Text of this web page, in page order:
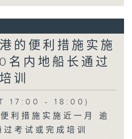
的便利措施实施
名内地船长通过
训
17:00 - 18:00)
利措施实施近一月 逾
考试或完成培训